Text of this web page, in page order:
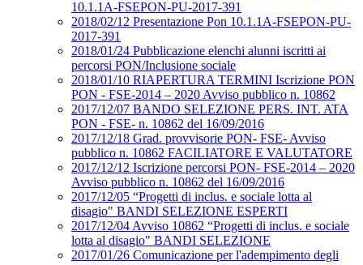
10.1.1A-FSEPON-PU-2017-391
2018/02/12 Presentazione Pon 10.1.1A-FSEPON-PU-
2017-391
2018/01/24 Pubblicazione elenchi alunni iscritti ai
percorsi PON/Inclusione sociale
2018/01/10 RIAPERTURA TERMINI Iscrizione PON
PON - FSE-2014 – 2020 Avviso pubblico n. 10862
2017/12/07 BANDO SELEZIONE PERS. INT. ATA
PON - FSE- n. 10862 del 16/09/2016
2017/12/18 Grad. provvisorie PON- FSE- Avviso
pubblico n. 10862 FACILIATORE E VALUTATORE
2017/12/12 Iscrizione percorsi PON- FSE-2014 – 2020
Avviso pubblico n. 10862 del 16/09/2016
2017/12/05 “Progetti di inclus. e sociale lotta al
disagio" BANDI SELEZIONE ESPERTI
2017/12/04 Avviso 10862 “Progetti di inclus. e sociale
lotta al disagio" BANDI SELEZIONE
2017/01/26 Comunicazione per l'adempimento degli